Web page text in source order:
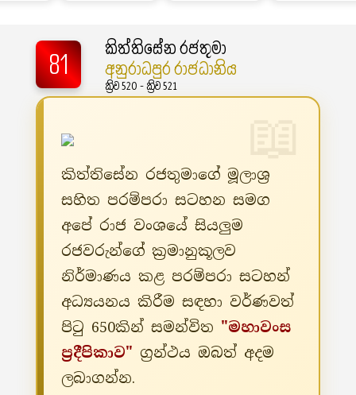
81
කිත්තිසේන රජතුමා
අනුරාධපුර රාජධානිය
ක්‍රිව 520 - ක්‍රිව 521
කිත්තිසේන රජතුමාගේ මූලාශ්‍ර
සහිත පරම්පරා සටහන සමග
අපේ රාජ වංශයේ සියලුම
රජවරුන්ගේ ක්‍රමානුකූලව
නිර්මාණය කළ පරම්පරා සටහන්
අධ්‍යයනය කිරීම සඳහා වර්ණවත්
පිටු 650කින් සමන්විත "මහාවංස
ප්‍රදීපිකාව" ග්‍රන්ථය ඔබත් අදම
ලබාගන්න.